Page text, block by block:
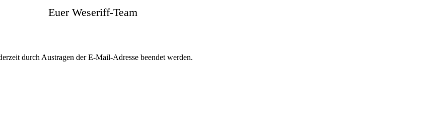
Euer Weseriff-Team
durch Austragen der E-Mail-Adresse beendet werden.